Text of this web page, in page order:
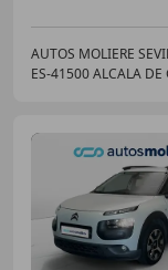
AUTOS MOLIERE
ES-41500 ALCALA DE